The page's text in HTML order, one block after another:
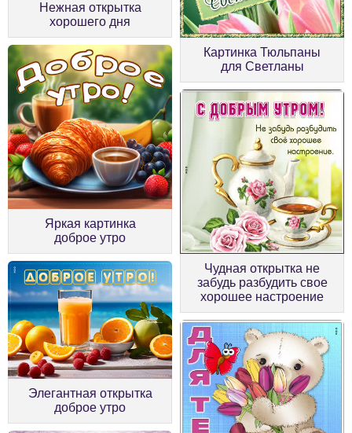
Нежная открытка
хорошего дня
Яркая картинка
доброе утро
Картинка Тюльпаны
для Светланы
Элегантная открытка
доброе утро
Чудная открытка не
забудь разбудить свое
хорошее настроение